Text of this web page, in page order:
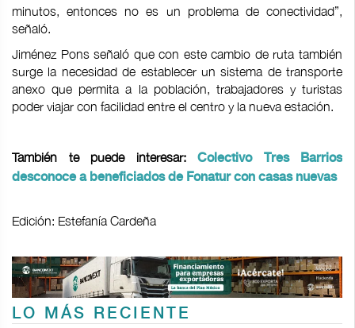
minutos, entonces no es un problema de conectividad”,
señaló.
Jiménez Pons señaló que con este cambio de ruta también
surge la necesidad de establecer un sistema de transporte
anexo que permita a la población, trabajadores y turistas
poder viajar con facilidad entre el centro y la nueva estación.
También te puede interesar: Colectivo Tres Barrios
desconoce a beneficiados de Fonatur con casas nuevas
Edición: Estefanía Cardeña
LO MÁS RECIENTE